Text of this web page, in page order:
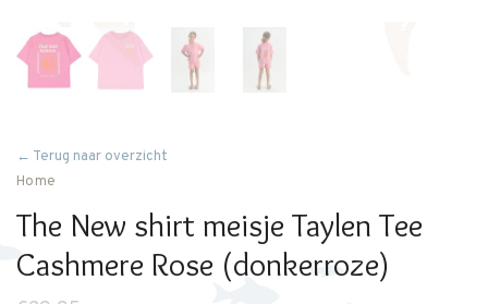
← Terug naar overzicht
Home
The New shirt meisje Taylen Tee
Cashmere Rose (donkerroze)